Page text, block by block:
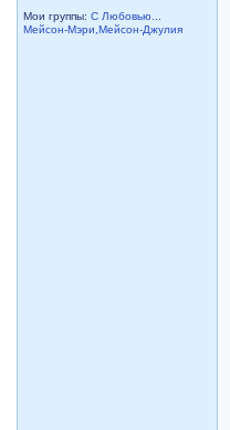
Мои группы:С Любовью...
Мейсон-Мэри,Мейсон-Джулия